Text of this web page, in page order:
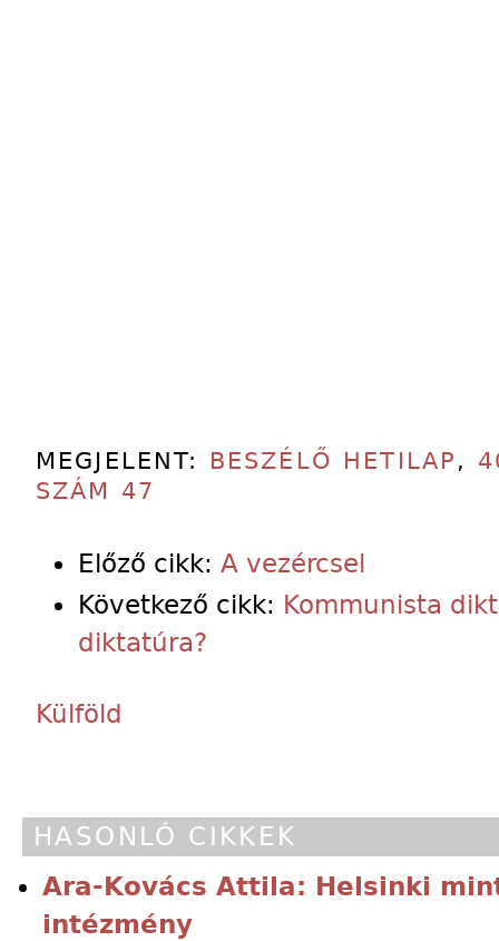
MEGJELENT: BESZÉLŐ HETILAP ,
SZÁM 47
Előző cikk: A vezércsel
Következő cikk: Kommunista
diktatúra?
Külföld
HASONLÓ CIKKEK
Ara-Kovács Attila: Helsinki
intézmény